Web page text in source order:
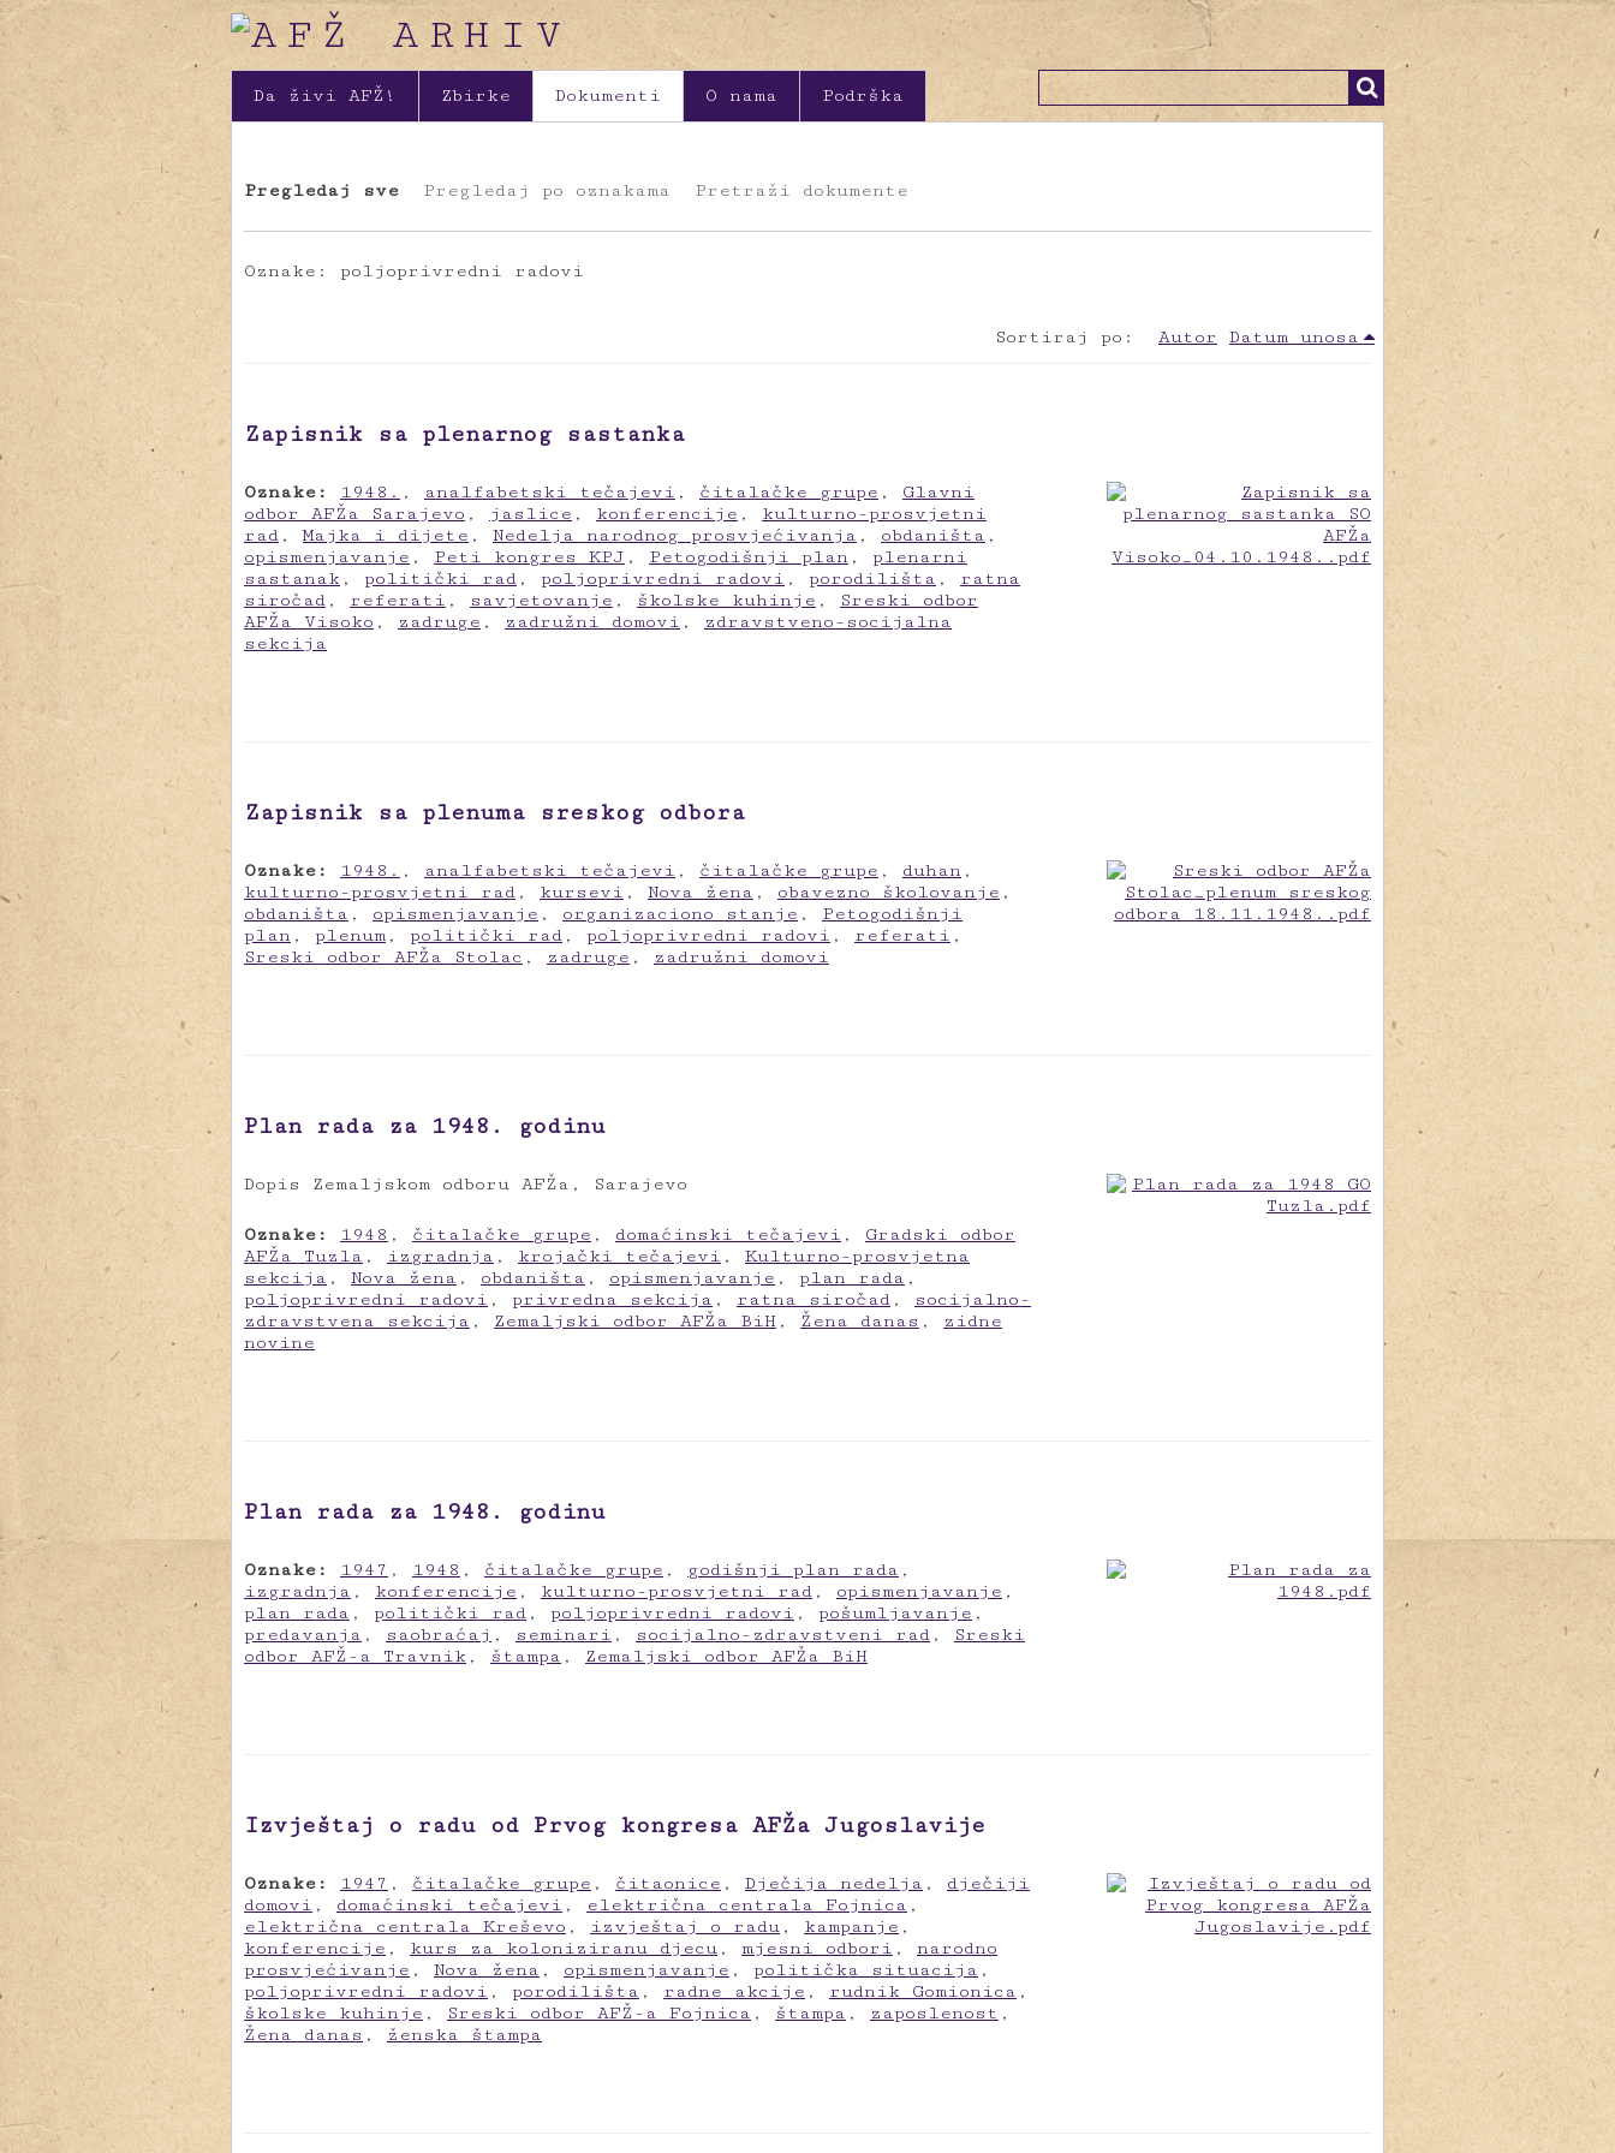
Da živi AFŽ! Zbirke Dokumenti O nama Podrška
Pregledaj sve Pregledaj po oznakama Pretraži dokumente
Oznake: poljoprivredni radovi
Sortiraj po: Autor Datum unosa
Zapisnik sa plenarnog sastanka
Oznake: 1948. , analfabetski tečajevi , čitalačke grupe , Glavni
odbor AFŽa Sarajevo , jaslice , konferencije , kulturno-prosvjetni
rad ,Majka i dijete , Nedelja narodnog prosvjećivanja , obdaništa ,
opismenjavanje , Peti kongres KPJ , Petogodišnji plan , plenarni
sastanak , politički rad , poljoprivredni radovi , porodilišta , ratna
siročad , referati , savjetovanje , školske kuhinje ,
Sreski odbor
AFŽa Visoko , zadruge , zadružni domovi ,
zdravstveno-socijalna
sekcija
Zapisnik sa plenuma sreskog odbora
Oznake: 1948. , analfabetski tečajevi , čitalačke grupe , duhan ,
kulturno-prosvjetni rad , kursevi , Nova žena , obavezno školovanje ,
obdaništa , opismenjavanje , organizaciono stanje , Petogodišnji
plan , plenum , politički rad , poljoprivredni radovi , referati ,
Sreski odbor AFŽa Stolac , zadruge , zadružni domovi
Plan rada za 1948. godinu
Dopis Zemaljskom odboru AFŽa, Sarajevo
Oznake: 1948 , čitalačke grupe , domaćinski tečajevi , Gradski odbor
AFŽa Tuzla , izgradnja , krojački tečajevi , Kulturno-prosvjetna
sekcija , Nova žena , obdaništa , opismenjavanje , plan rada ,
poljoprivredni radovi , privredna sekcija , ratna siročad ,
socijalno-
zdravstvena sekcija , Zemaljski odbor AFŽa BiH , Žena danas ,
zidne
novine
Plan rada za 1948. godinu
Oznake: 1947 , 1948 , čitalačke grupe , godišnji plan rada ,
izgradnja , konferencije , kulturno-prosvjetni rad , opismenjavanje ,
plan rada , politički rad , poljoprivredni radovi , pošumljavanje ,
predavanja , saobraćaj , seminari , socijalno-zdravstveni rad ,
Sreski
odbor AFŽ-a Travnik , štampa , Zemaljski odbor AFŽa BiH
Izvještaj o radu od Prvog kongresa AFŽa Jugoslavije
Oznake: 1947 , čitalačke grupe , čitaonice , Dječija nedelja , dječiji
domovi , domaćinski tečajevi , električna centrala Fojnica ,
električna centrala Kreševo , izvještaj o radu , kampanje ,
konferencije , kurs za koloniziranu djecu , mjesni odbori , narodno
prosvjećivanje , Nova žena , opismenjavanje , politička situacija ,
poljoprivredni radovi , porodilišta , radne akcije , rudnik Gomionica ,
školske kuhinje , Sreski odbor AFŽ-a Fojnica , štampa , zaposlenost ,
Žena danas , ženska štampa